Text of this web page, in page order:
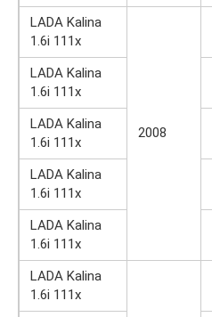
LADA Kalina
1.6i 111x
2008
LADA Kalina
1.6i 111x
LADA Kalina
1.6i 111x
LADA Kalina
1.6i 111x
LADA Kalina
1.6i 111x
LADA Kalina
1.6i 111x